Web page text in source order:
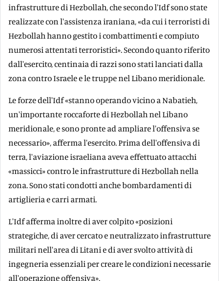
infrastrutture di Hezbollah, che secondo l'Idf sono state
realizzate con l'assistenza iraniana, «da cui i terroristi di
Hezbollah hanno gestito i combattimenti e compiuto
numerosi attentati terroristici». Secondo quanto riferito
dall'esercito, centinaia di razzi sono stati lanciati dalla
zona contro Israele e le truppe nel Libano meridionale.
Le forze dell'Idf «stanno operando vicino a Nabatieh,
un'importante roccaforte di Hezbollah nel Libano
meridionale, e sono pronte ad ampliare l'offensiva se
necessario», afferma l'esercito. Prima dell'offensiva di
terra, l'aviazione israeliana aveva effettuato attacchi
«massicci» contro le infrastrutture di Hezbollah nella
zona. Sono stati condotti anche bombardamenti di
artiglieria e carri armati.
L'Idf afferma inoltre di aver colpito «posizioni
strategiche, di aver cercato e neutralizzato infrastrutture
militari nell'area di Litani e di aver svolto attività di
ingegneria essenziali per creare le condizioni necessarie
all'operazione offensiva».